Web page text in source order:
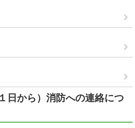
日から）消防への連絡につ